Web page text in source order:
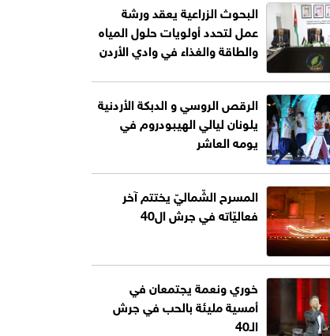
البحوث الزراعية يعقد ورشة
عمل لتحدد أولويات حلول المياه
والطاقة والغذاء في وادي الأردن
الرقص الروسي و الدبكة الأردنية
يلونان ليالي الهيبودروم في
يومه العاشر
المسرح الشّماليّ يختتم آخر
فعاليّاته في جرش ال40
خوري ونعمة يجتمعان في
أمسية مليئة بالحب في جرش
الـ40